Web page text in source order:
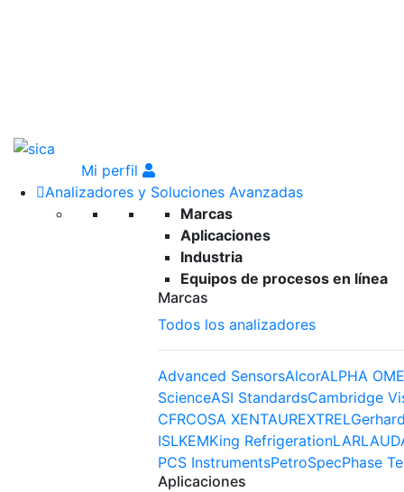
Mi perfil
Analizadores y Soluciones Avanzadas
Marcas
Aplicaciones
Industria
Equipos de procesos en línea
Marcas
Todos los analizadores
Advanced SensorsAlcorALPHA
ScienceASI StandardsCambridge
CFRCOSA XENTAUREXTREL
ISLKEMKing RefrigerationLAR
PCS InstrumentsPetroSpecPhase
Aplicaciones